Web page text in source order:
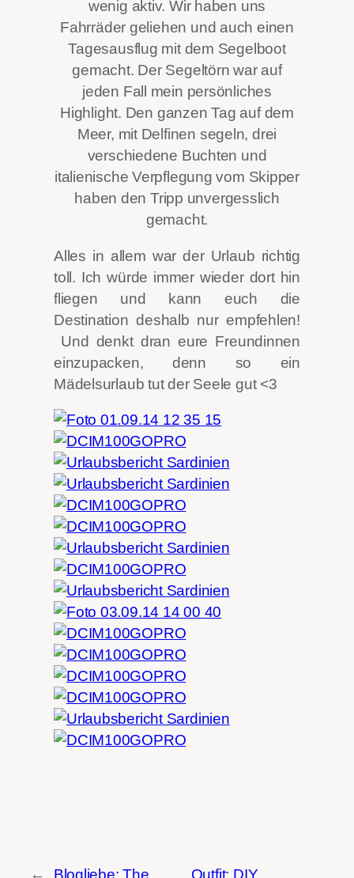
wenig aktiv. Wir haben uns
Fahrräder geliehen und auch einen
Tagesausflug mit dem Segelboot
gemacht. Der Segeltörn war auf
jeden Fall mein persönliches
Highlight. Den ganzen Tag auf dem
Meer, mit Delfinen segeln, drei
verschiedene Buchten und
italienische Verpflegung vom Skipper
haben den Tripp unvergesslich
gemacht.
Alles in allem war der Urlaub richtig
toll. Ich würde immer wieder dort hin
fliegen und kann euch die
Destination deshalb nur empfehlen!
Und denkt dran eure Freundinnen
einzupacken, denn so ein
Mädelsurlaub tut der Seele gut <3
←
Blogliebe: The
Outfit: DIY